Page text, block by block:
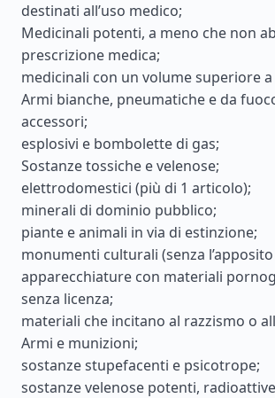
destinati all’uso medico;
Medicinali potenti, a meno che non
prescrizione medica;
medicinali con un volume superiore a
Armi bianche, pneumatiche e da
accessori;
esplosivi e bombolette di gas;
Sostanze tossiche e velenose;
elettrodomestici (più di 1 articolo);
minerali di dominio pubblico;
piante e animali in via di estinzione;
monumenti culturali (senza
apparecchiature con materiali
senza licenza;
materiali che incitano al razzismo o
Armi e munizioni;
sostanze stupefacenti e psicotrope;
sostanze velenose potenti,